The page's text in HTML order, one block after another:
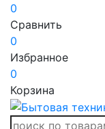
0
Сравнить
0
Избранное
0
Корзина